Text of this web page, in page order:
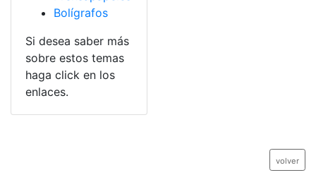
Bolígrafos
Si desea saber más
sobre estos temas
haga click en los
enlaces.
volver